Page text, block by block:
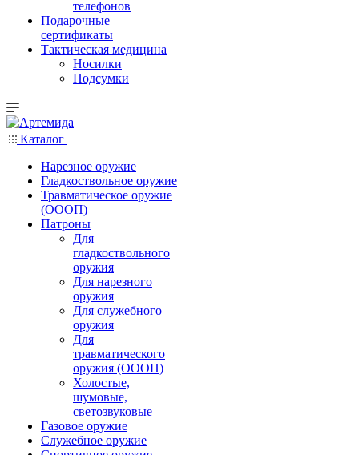
телефонов
Подарочные
сертификаты
Тактическая медицина
Носилки
Подсумки
Каталог
Нарезное оружие
Гладкоствольное оружие
Травматическое оружие
(ОООП)
Патроны
Для
гладкоствольного
оружия
Для нарезного
оружия
Для служебного
оружия
Для
травматического
оружия (ОООП)
Холостые,
шумовые,
светозвуковые
Газовое оружие
Служебное оружие